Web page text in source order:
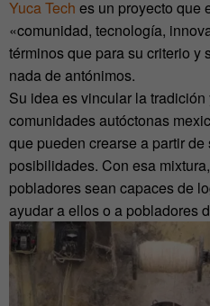
Yuca Tech es un proyecto que
«comunidad, tecnología,
términos que para su criterio y
nada de antónimos.
Su idea es vincular la
comunidades autóctonas
que pueden crearse a partir
posibilidades. Con esa
pobladores sean capaces de
ayudar a ellos o a pobladores